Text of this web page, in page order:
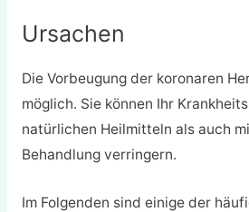
Ursachen
Die Vorbeugung der koronaren
möglich. Sie können Ihr
natürlichen Heilmitteln als auch
Behandlung verringern.
Im Folgenden sind einige der